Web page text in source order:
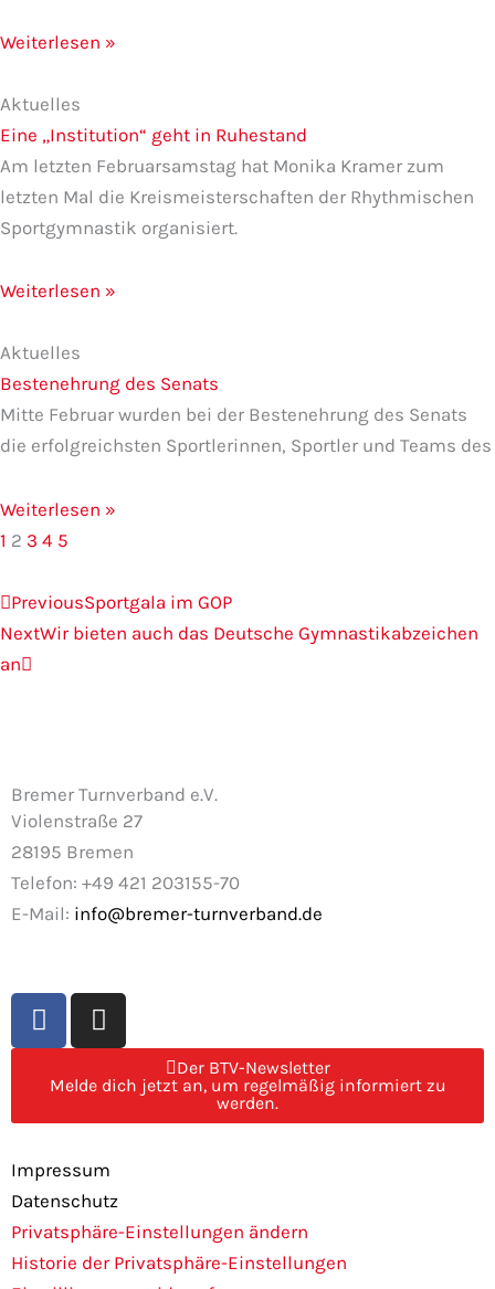
Weiterlesen »
Aktuelles
Eine „Institution“ geht in Ruhestand
Am letzten Februarsamstag hat Monika Kramer zum
letzten Mal die Kreismeisterschaften der Rhythmischen
Sportgymnastik organisiert.
Weiterlesen »
Aktuelles
Bestenehrung des Senats
Mitte Februar wurden bei der Bestenehrung des Senats
die erfolgreichsten Sportlerinnen, Sportler und Teams des
Weiterlesen »
1 2 3 4 5
Zurück
PreviousSportgala im GOP
NextWir bieten auch das Deutsche Gymnastikabzeichen
an
Nächster
Bremer Turnverband e.V.
Violenstraße 27
28195 Bremen
Telefon: +49 421 203155-70
E-Mail: info@bremer-turnverband.de
F
a
e
b
o
k
I
n
t
a
r
a
m
Der BTV-Newsletter
Melde dich jetzt an, um regelmäßig informiert zu
werden.
Impressum
Datenschutz
Privatsphäre-Einstellungen ändern
Historie der Privatsphäre-Einstellungen